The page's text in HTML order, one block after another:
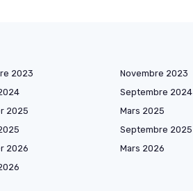
2023 Novembre 2023
Septembre 2024
2025 Mars 2025
Septembre 2025
2026 Mars 2026